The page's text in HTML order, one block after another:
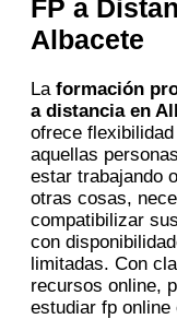
FP a
Albacete
La formación
a distancia en
ofrece
aquellas
estar trabajando
otras cosas,
compatibilizar
con
limitadas. Con
recursos online,
estudiar fp online